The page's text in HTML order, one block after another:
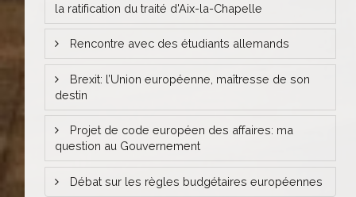
la ratification du traité d'Aix-la-Chapelle
Rencontre avec des étudiants allemands
Brexit: l’Union européenne, maîtresse de son
destin
Projet de code européen des affaires: ma
question au Gouvernement
Débat sur les règles budgétaires européennes